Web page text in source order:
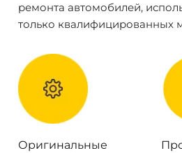
ремонта автомобилей,
только квалифицированных
Оригинальные